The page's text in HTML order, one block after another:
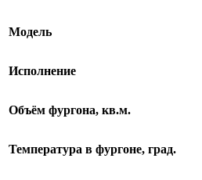
Модель
Исполнение
Объём фургона, кв.м.
Температура в фургоне, град.